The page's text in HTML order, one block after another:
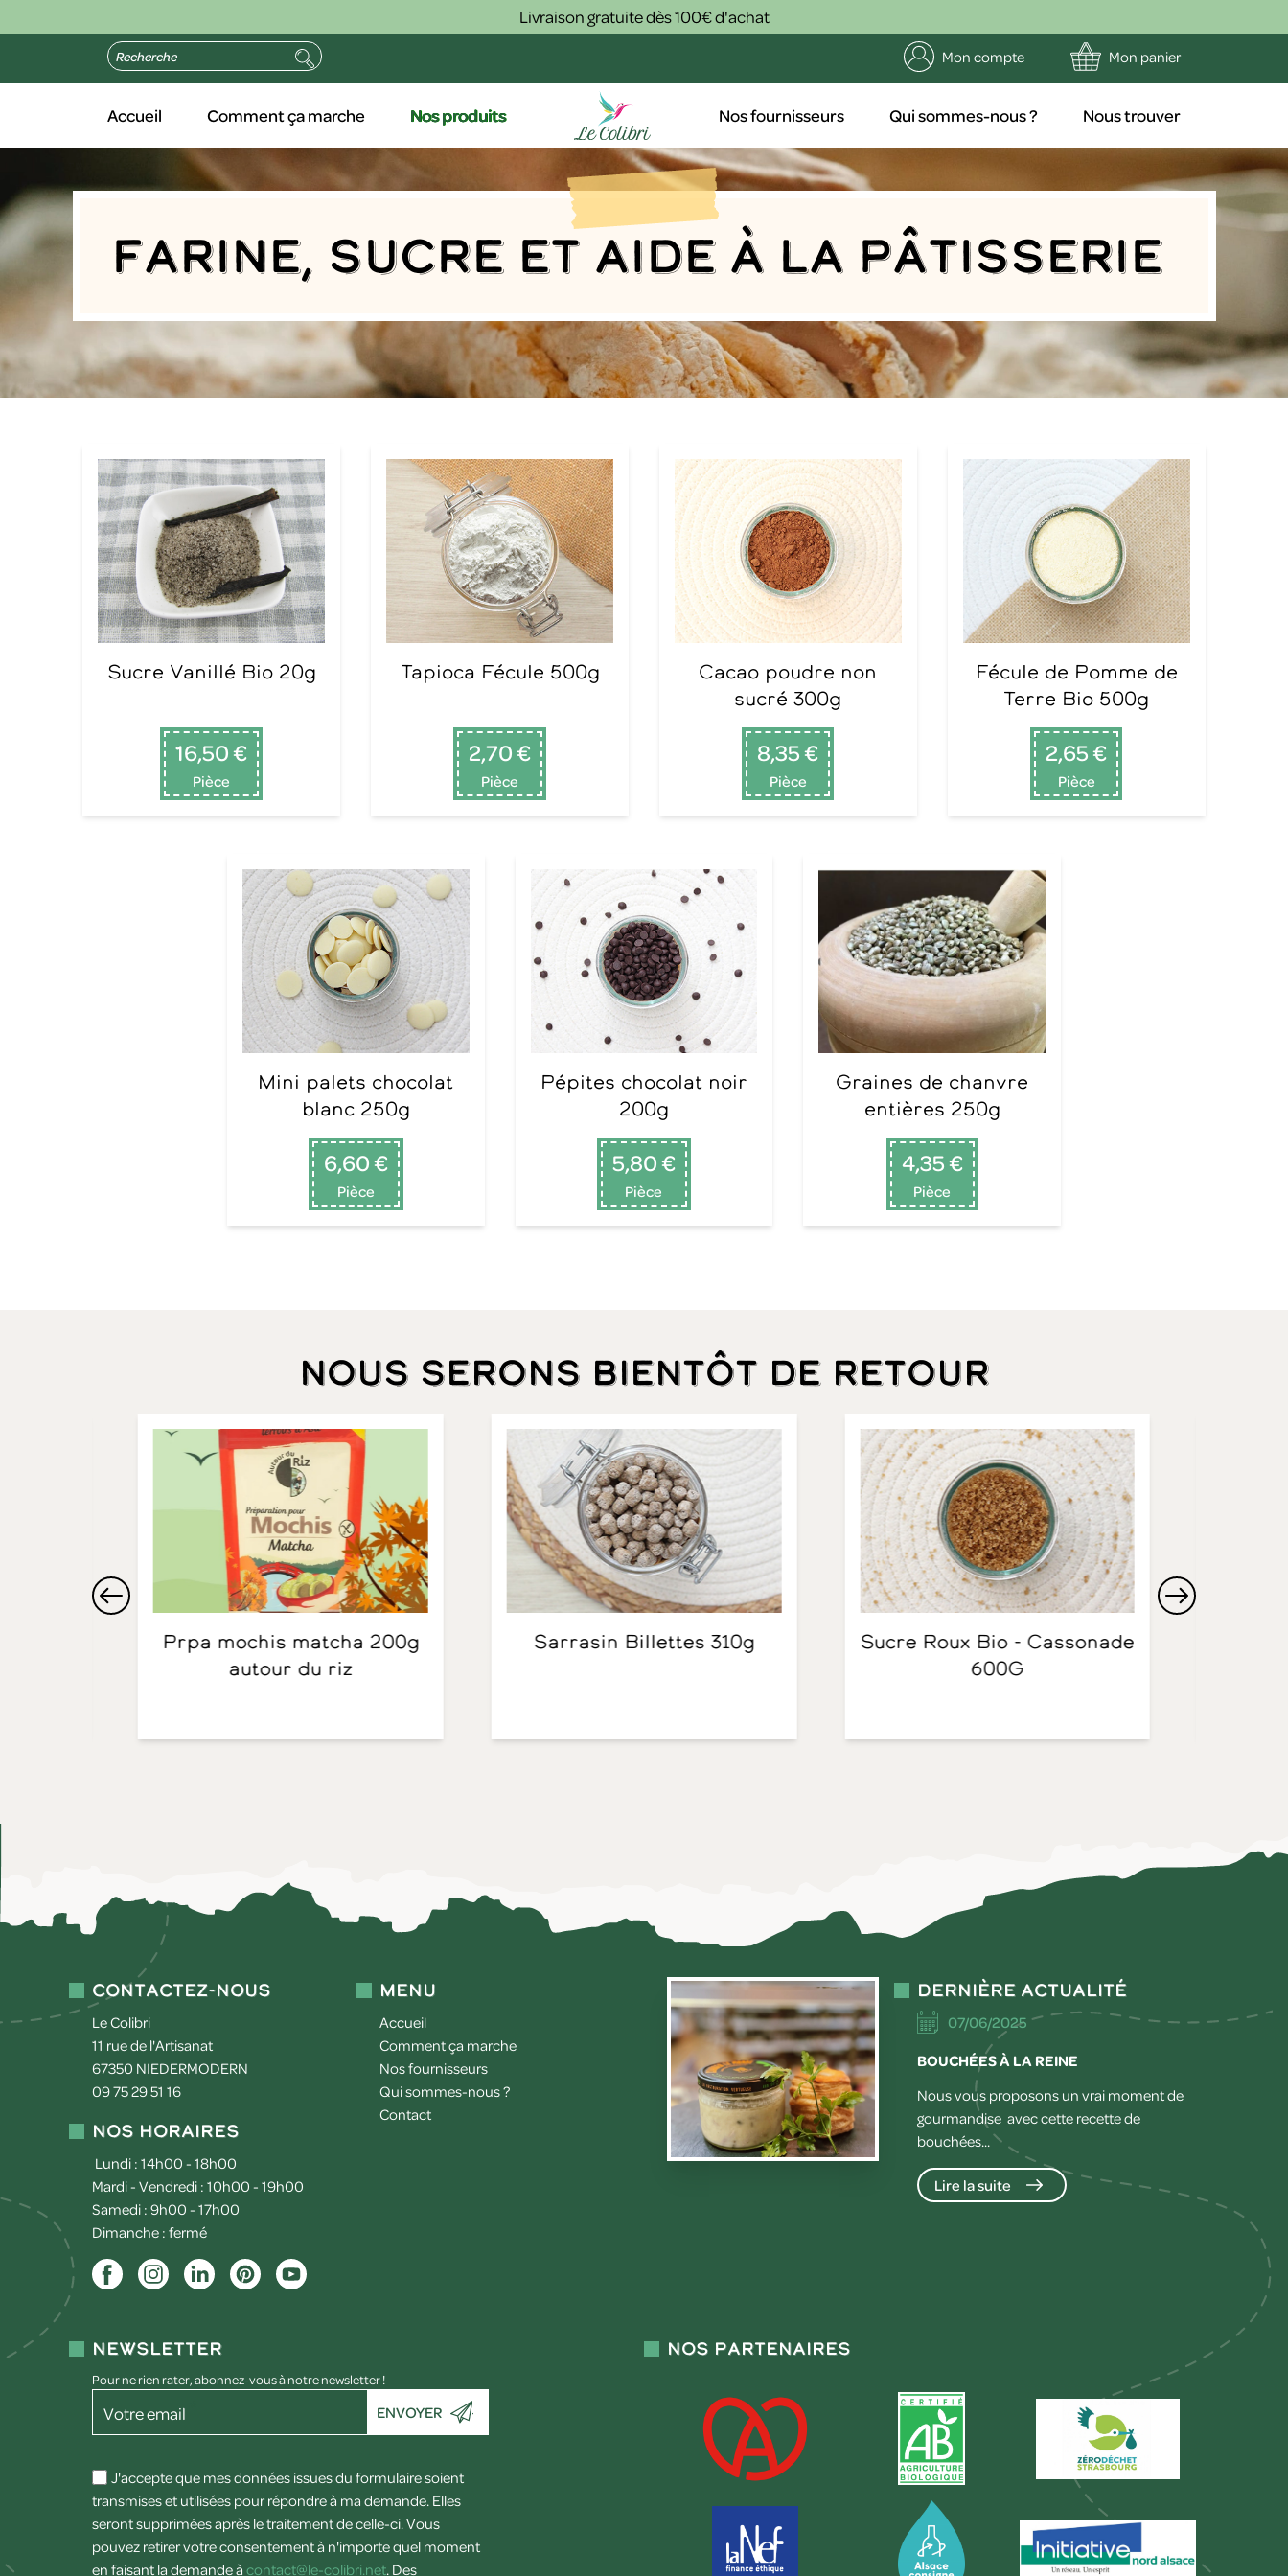
Livraison gratuite dès 100€ d'achat
Mon compte Mon panier
Accueil Comment ça marche Nos produits Nos fournisseurs Qui sommes-nous ? Nous trouver
Farine, sucre et aide à la pâtisserie
Sucre Vanillé Bio 20g
16,50 €
Pièce
Tapioca Fécule 500g
2,70 €
Pièce
Cacao poudre non
sucré 300g
8,35 €
Pièce
Fécule de Pomme de
Terre Bio 500g
2,65 €
Pièce
Mini palets chocolat
blanc 250g
6,60 €
Pièce
Pépites chocolat noir
200g
5,80 €
Pièce
Graines de chanvre
entières 250g
4,35 €
Pièce
Nous serons bientôt de retour
Prpa mochis matcha 200g
autour du riz
Sarrasin Billettes 310g
Sucre Roux Bio - Cassonade
600G
Contactez-nous
Le Colibri
11 rue de l'Artisanat
67350 NIEDERMODERN
09 75 29 51 16
Nos horaires
Lundi : 14h00 - 18h00
Mardi - Vendredi : 10h00 - 19h00
Samedi : 9h00 - 17h00
Dimanche : fermé
Menu
Accueil
Comment ça marche
Nos fournisseurs
Qui sommes-nous ?
Contact
Dernière actualité
07/06/2025
BOUCHÉES À LA REINE
Nous vous proposons un vrai moment de
gourmandise avec cette recette de
bouchées...
Lire la suite
Newsletter
Pour ne rien rater, abonnez-vous à notre newsletter !
Votre email ENVOYER
J'accepte que mes données issues du formulaire soient
transmises et utilisées pour répondre à ma demande. Elles
seront supprimées après le traitement de celle-ci. Vous
pouvez retirer votre consentement à n'importe quel moment
en faisant la demande à contact@le-colibri.net. Des
Nos partenaires